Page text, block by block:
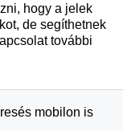
hogy a jelek
de segíthetnek
további
mobilon is